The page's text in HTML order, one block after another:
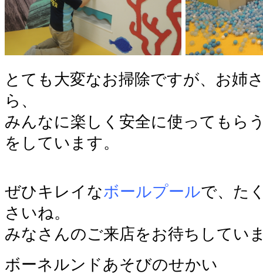
とても大変なお掃除ですが、お姉
ら、
みんなに楽しく安全に使ってもら
をしています。
ぜひキレイなボールプールで、た
さいね。
みなさんのご来店をお待ちしてい
ボーネルンドあそびのせかい